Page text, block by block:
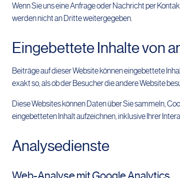
Wenn Sie uns eine Anfrage oder Nachricht per
werden nicht an Dritte weitergegeben.
Eingebettete Inhalte von
Beiträge auf dieser Website können eingebettete
exakt so, als ob der Besucher die andere Website
Diese Websites können Daten über Sie sammeln,
eingebetteten Inhalt aufzeichnen, inklusive Ihrer
Analysedienste